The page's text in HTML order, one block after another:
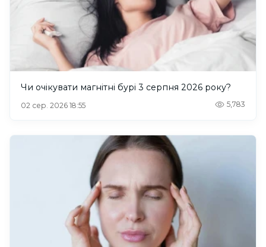
Чи очікувати магнітні бурі 3 серпня 2026 року?
02 сер. 2026 18:55 5,783